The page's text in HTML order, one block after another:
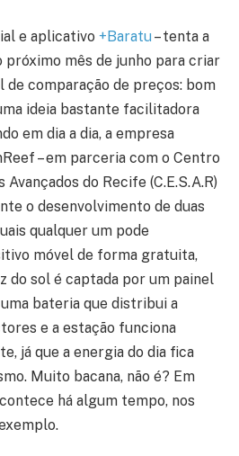
e aplicativo +Baratu– tenta a
mês de junho para criar
comparação de preços: bom
ideia bastante facilitadora
em dia a dia, a empresa
– em parceria com o Centro
do Recife (C.E.S.A.R)
o desenvolvimento de duas
qualquer um pode
móvel de forma gratuita,
do sol é captada por um painel
bateria que distribui a
e a estação funciona
já que a energia do dia fica
Muito bacana, não é? Em
há algum tempo, nos